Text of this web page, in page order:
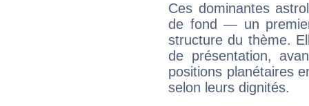
Ces dominantes
de fond — un
structure du thème.
de présentation,
positions planétaires
selon leurs dignités.